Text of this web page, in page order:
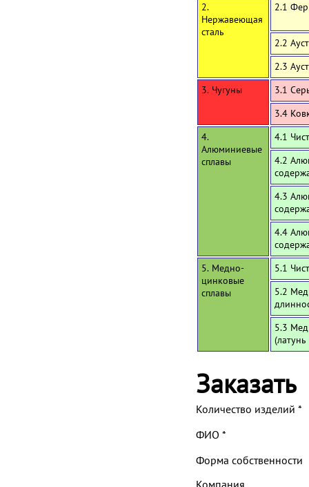
2.
Нержавеющая
сталь
2.1
2.2
2.3
3. Чугуны
3.1
3.4
4.
Алюминиевые
сплавы
4.1
4.2
4.3
4.4
5. Медно-
цинковые
сплавы
5.1
5.2
5.3
Заказать
Количество изделий *
ФИО *
Форма собственности
Компания